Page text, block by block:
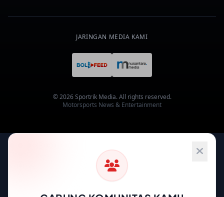
JARINGAN MEDIA KAMI
© 2026 Sportrik Media. All rights reserved.
Motorsports News & Entertainment